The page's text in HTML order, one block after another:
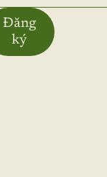
Đăng
ký